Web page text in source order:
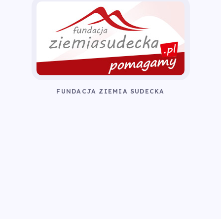
FUNDACJA ZIEMIA SUDECKA